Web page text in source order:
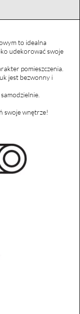
to idealna
udekorować swoje
pomieszczenia.
jest bezwonny i
swoje wnętrze!